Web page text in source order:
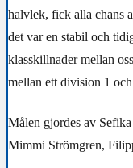
halvlek, fick alla chans
det var en stabil och
klasskillnader mellan
mellan ett division 1
Målen gjordes av
Mimmi Strömgren,